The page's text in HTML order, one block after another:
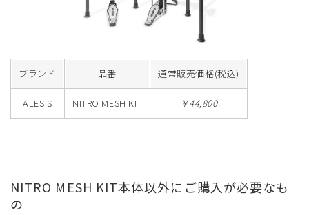
ブランド 品番 通常販売価格(税込)
ALESIS NITRO MESH KIT ￥44,800
NITRO MESH KIT本体以外にご購入が必要なも
の